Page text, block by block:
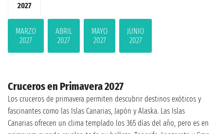
2027
MARZO
2027
ABRIL
2027
MAYO
2027
JUNIO
2027
Cruceros en Primavera 2027
Los cruceros de primavera permiten descubrir destinos exóticos y
fascinantes como las Islas Canarias, Japón y Alaska. Las Islas
Canarias ofrecen un clima templado los 365 días del año, pero es en